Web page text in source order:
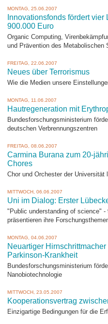
MONTAG, 25.06.2007
Innovationsfonds fördert
900.000 Euro
Organic Computing,
und Prävention des Metabolischen
FREITAG, 22.06.2007
Neues über Terrorismus
Wie die Medien unsere
MONTAG, 11.06.2007
Hautregeneration mit
Bundesforschungsministerium
deutschen Verbrennungszentren
FREITAG, 08.06.2007
Carmina Burana zum 20-
Chores
Chor und Orchester der
MITTWOCH, 06.06.2007
Uni im Dialog: Erster
"Public understanding of science"
präsentieren ihre
MONTAG, 04.06.2007
Neuartiger
Parkinson-Krankheit
Bundesforschungsministerium
Nanobiotechnologie
MITTWOCH, 23.05.2007
Kooperationsvertrag
Einzigartige Bedingungen für die